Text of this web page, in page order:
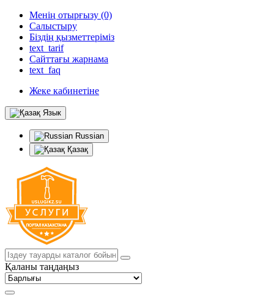
Менің отырғызу (0)
Салыстыру
Біздің қызметтеріміз
text_tarif
Сайттағы жарнама
text_faq
Жеке кабинетіне
Язык
Russian
Қазақ
Қаланы таңдаңыз